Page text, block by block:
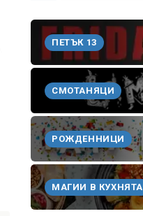
ПЕТЪК 13
СМОТАНЯЦИ
РОЖДЕННИЦИ
МАГИИ В КУХНЯТА